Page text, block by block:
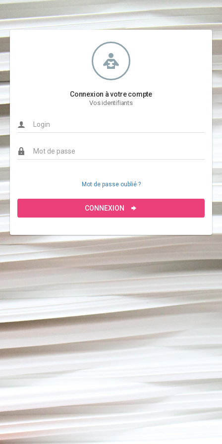
Connexion à votre compte
Vos identifiants
Mot de passe oublié ?
CONNEXION